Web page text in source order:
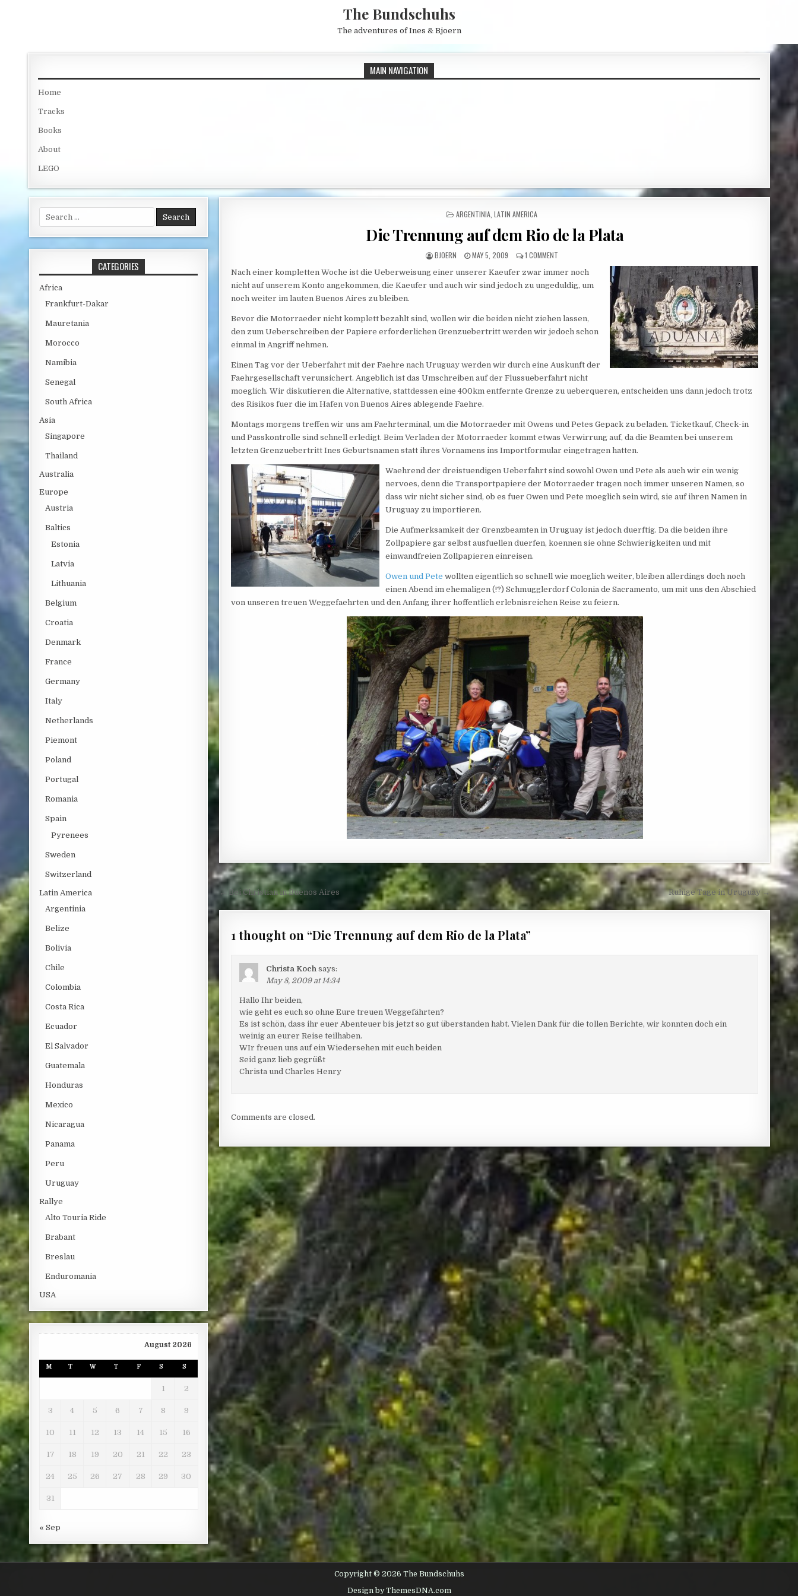
The Bundschuhs
The adventures of Ines & Bjoern
MAIN NAVIGATION
Home
Tracks
Books
About
LEGO
POSTED IN
ARGENTINIA, LATIN AMERICA
Die Trennung auf dem Rio de la Plata
AUTHOR:
BJOERN PUBLISHED DATE:
MAY 5, 2009 1 COMMENTON DIE TRENNUNG AUF DEM RIO DE LA PLATA
Nach einer kompletten Woche ist die Ueberweisung einer unserer Kaeufer zwar immer noch
nicht auf unserem Konto angekommen, die Kaeufer und auch wir sind jedoch zu ungeduldig, um
noch weiter im lauten Buenos Aires zu bleiben.
Bevor die Motorraeder nicht komplett bezahlt sind, wollen wir die beiden nicht ziehen lassen,
den zum Ueberschreiben der Papiere erforderlichen Grenzuebertritt werden wir jedoch schon
einmal in Angriff nehmen.
Einen Tag vor der Ueberfahrt mit der Faehre nach Uruguay werden wir durch eine Auskunft der
Faehrgesellschaft verunsichert. Angeblich ist das Umschreiben auf der Flussueberfahrt nicht
moeglich. Wir diskutieren die Alternative, stattdessen eine 400km entfernte Grenze zu ueberqueren, entscheiden uns dann jedoch trotz
des Risikos fuer die im Hafen von Buenos Aires ablegende Faehre.
Montags morgens treffen wir uns am Faehrterminal, um die Motorraeder mit Owens und Petes Gepack zu beladen. Ticketkauf, Check-in
und Passkontrolle sind schnell erledigt. Beim Verladen der Motorraeder kommt etwas Verwirrung auf, da die Beamten bei unserem
letzten Grenzuebertritt Ines Geburtsnamen statt ihres Vornamens ins Importformular eingetragen hatten.
Waehrend der dreistuendigen Ueberfahrt sind sowohl Owen und Pete als auch wir ein wenig
nervoes, denn die Transportpapiere der Motorraeder tragen noch immer unseren Namen, so
dass wir nicht sicher sind, ob es fuer Owen und Pete moeglich sein wird, sie auf ihren Namen in
Uruguay zu importieren.
Die Aufmerksamkeit der Grenzbeamten in Uruguay ist jedoch duerftig. Da die beiden ihre
Zollpapiere gar selbst ausfuellen duerfen, koennen sie ohne Schwierigkeiten und mit
einwandfreien Zollpapieren einreisen.
Owen und Pete wollten eigentlich so schnell wie moeglich weiter, bleiben allerdings doch noch
einen Abend im ehemaligen (!?) Schmugglerdorf Colonia de Sacramento, um mit uns den Abschied
von unseren treuen Weggefaehrten und den Anfang ihrer hoffentlich erlebnisreichen Reise zu feiern.
Post navigation
← Bei Christian in Buenos Aires Ruhige Tage in Uruguay →
1 thought on “Die Trennung auf dem Rio de la Plata”
Christa Koch says:
May 8, 2009 at 14:34
Hallo Ihr beiden,
wie geht es euch so ohne Eure treuen Weggefährten?
Es ist schön, dass ihr euer Abenteuer bis jetzt so gut überstanden habt. Vielen Dank für die tollen Berichte, wir konnten doch ein
weinig an eurer Reise teilhaben.
WIr freuen uns auf ein Wiedersehen mit euch beiden
Seid ganz lieb gegrüßt
Christa und Charles Henry
Comments are closed.
Search for:
CATEGORIES
Africa
Frankfurt-Dakar
Mauretania
Morocco
Namibia
Senegal
South Africa
Asia
Singapore
Thailand
Australia
Europe
Austria
Baltics
Estonia
Latvia
Lithuania
Belgium
Croatia
Denmark
France
Germany
Italy
Netherlands
Piemont
Poland
Portugal
Romania
Spain
Pyrenees
Sweden
Switzerland
Latin America
Argentinia
Belize
Bolivia
Chile
Colombia
Costa Rica
Ecuador
El Salvador
Guatemala
Honduras
Mexico
Nicaragua
Panama
Peru
Uruguay
Rallye
Alto Touria Ride
Brabant
Breslau
Enduromania
USA
August 2026
M T W T F S S
1 2
3 4 5 6 7 8 9
10 11 12 13 14 15 16
17 18 19 20 21 22 23
24 25 26 27 28 29 30
31
« Sep
Copyright © 2026 The Bundschuhs
Design by ThemesDNA.com